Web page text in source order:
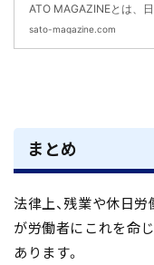
ATO MAGAZINEとは、
『SATO社会保険労務士
sato-magazine.com
まとめ
法律上、残業や休日
が労働者にこれを命
あります。